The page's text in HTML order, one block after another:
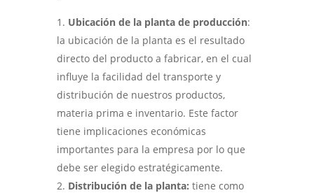
Ubicación de la planta de producción:
la ubicación de la planta es el resultado
directo del producto a fabricar, en el cual
influye la facilidad del transporte y
distribución de nuestros productos,
materia prima e inventario. Este factor
tiene implicaciones económicas
importantes para la empresa por lo que
debe ser elegido estratégicamente.
Distribución de la planta: tiene como